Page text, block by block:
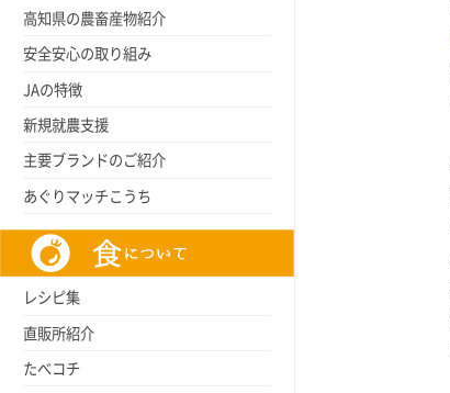
高知県の農畜産物紹介
安全安心の取り組み
JAの特徴
新規就農支援
主要ブランドのご紹介
あぐりマッチこうち
レシピ集
直販所紹介
たべコチ